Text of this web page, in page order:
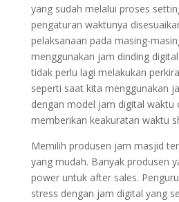
yang sudah melalui proses
pengaturan waktunya
pelaksanaan pada masing-
menggunakan jam dinding
tidak perlu lagi melakukan
seperti saat kita menggunakan
dengan model jam digital waktu
memberikan keakuratan waktu
Memilih produsen jam masjid
yang mudah. Banyak produsen
power untuk after sales.
stress dengan jam digital yang